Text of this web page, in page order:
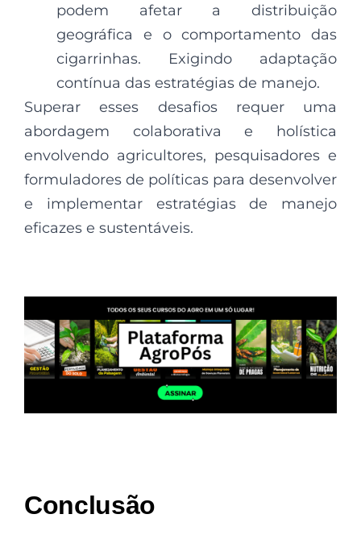
podem afetar a distribuição
geográfica e o comportamento das
cigarrinhas. Exigindo adaptação
contínua das estratégias de manejo.
Superar esses desafios requer uma
abordagem colaborativa e holística
envolvendo agricultores, pesquisadores e
formuladores de políticas para desenvolver
e implementar estratégias de manejo
eficazes e sustentáveis.
Conclusão